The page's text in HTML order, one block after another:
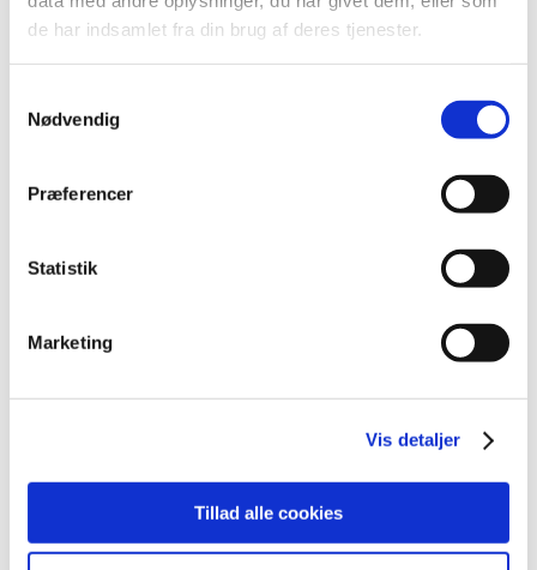
de har indsamlet fra din brug af deres tjenester.
Nødvendig
Præferencer
Statistik
Marketing
Vis detaljer
Tillad alle cookies
blisterkort, og at den hårde udblistring kunne medføre
kvalitetsproblemer med medicinen.
13 børnesikrede blister kort havde været testet efter ISO
standarden EN ISO14375:2004. Projektet har ført til et
fremtidige godkendelser af lægemidler.
Laboratoriets afdeling for radioaktive lægemidler (nu det
på Tc-99m mærkede lægemidler. Projekterne blev
Nye radioaktive lægemidler på det danske marked.